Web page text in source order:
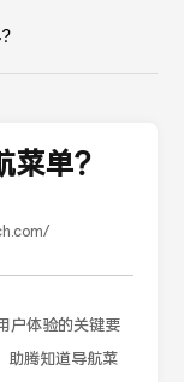
单？
户体验的关键要
助腾知道导航菜